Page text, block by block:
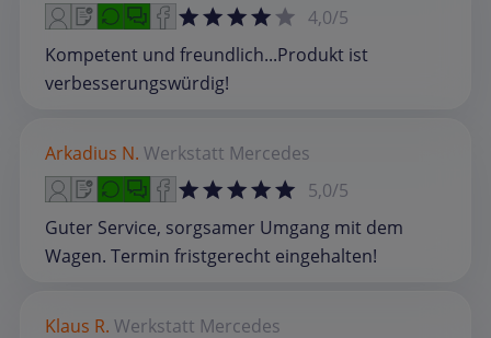
4,0/5
Kompetent und freundlich...Produkt ist
verbesserungswürdig!
Arkadius N. Werkstatt Mercedes
5,0/5
Guter Service, sorgsamer Umgang mit dem
Wagen. Termin fristgerecht eingehalten!
Klaus R. Werkstatt Mercedes